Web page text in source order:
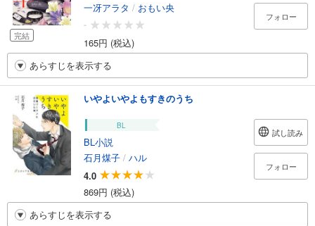
完結
一冴アラタ / おもい央
-
165円 (税込)
フォロー
あらすじを表示する
いやよいやよもすきのうち
BL
BL小説
石月煤子 / ハル
4.0
869円 (税込)
試し読み
フォロー
あらすじを表示する